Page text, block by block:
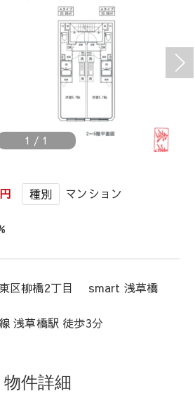
1 / 1
種別 マンション
区柳橋2丁目 smart 浅草橋
浅草橋駅 徒歩3分
物件詳細